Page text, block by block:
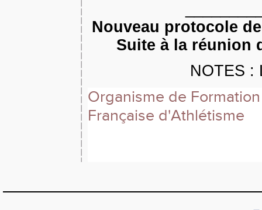
Nouveau protocole
Suite à la réunion
NOTES :
Organisme de
Française d'Athlétisme